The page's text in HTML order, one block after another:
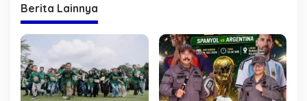
s
i
p
o
s
Berita Lainnya